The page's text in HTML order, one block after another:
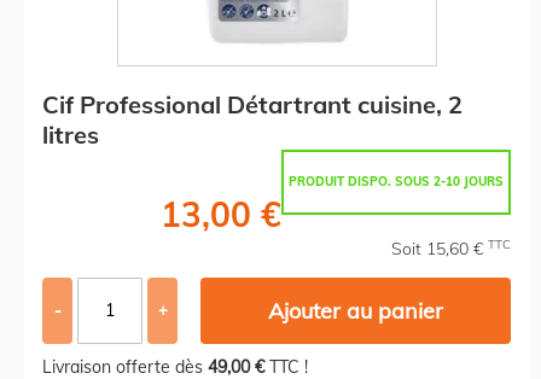
Cif Professional Détartrant cuisine, 2
litres
PRODUIT DISPO. SOUS 2-10 JOURS
13,00 €
Soit 15,60 € TTC
- + Ajouter au panier
Livraison offerte dès 49,00 €TTC !